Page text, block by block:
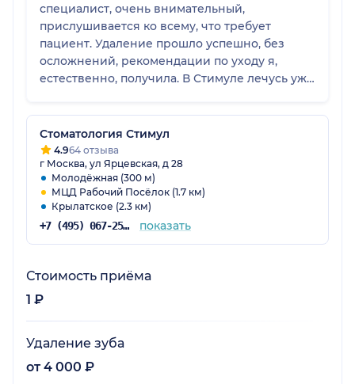
специалист, очень внимательный,
прислушивается ко всему, что требует
пациент. Удаление прошло успешно, без
осложнений, рекомендации по уходу я,
естественно, получила. В Стимуле лечусь уже
персонал очень вежливый.
Стоматология Стимул
4.964 отзыва
г Москва, ул Ярцевская, д 28
Молодёжная (300 м)
МЦД Рабочий Посёлок (1.7 км)
Крылатское (2.3 км)
+7 (495) 067-25-84 показать
Стоимость приёма
1 ₽
Удаление зуба
от 4 000 ₽